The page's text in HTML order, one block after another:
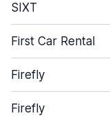
SIXT
First Car Rental
Firefly
Firefly